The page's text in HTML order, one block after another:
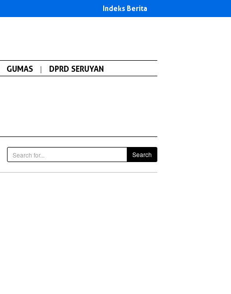
Indeks Berita
GUMAS | DPRD SERUYAN
Search